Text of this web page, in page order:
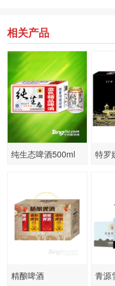
相关产品
纯生态啤酒500ml 特罗
精酿啤酒
青源